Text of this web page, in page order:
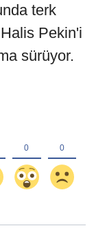
terk
Pekin'i
sürüyor.